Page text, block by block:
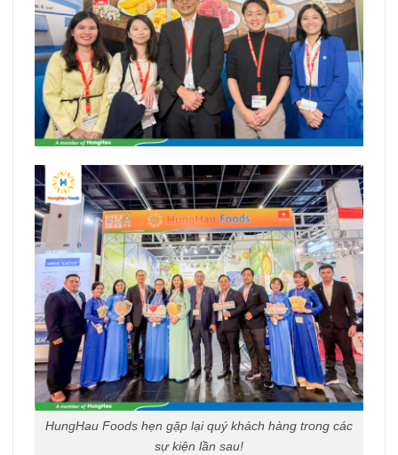
HungHau Foods hẹn gặp lại quý khách hàng trong các
sự kiện lần sau!